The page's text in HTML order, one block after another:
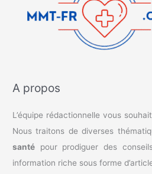
A propos
L’équipe rédactionnelle vous
Nous traitons de diverses
santé pour prodiguer des
information riche sous forme